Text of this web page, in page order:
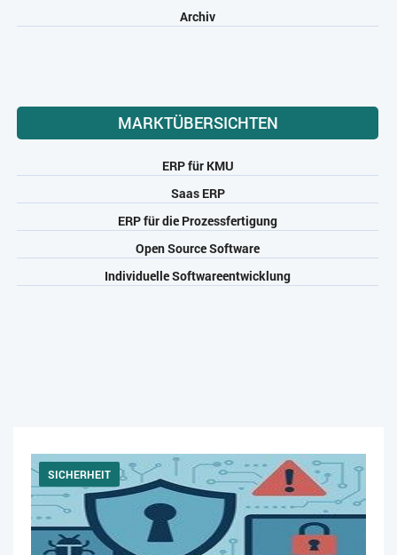
Archiv
MARKTÜBERSICHTEN
ERP für KMU
Saas ERP
ERP für die Prozessfertigung
Open Source Software
Individuelle Softwareentwicklung
SICHERHEIT